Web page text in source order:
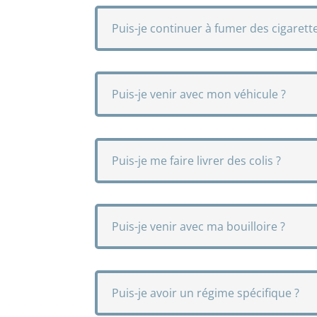
Puis-je continuer à fumer des
Puis-je venir avec mon véhicule ?
Puis-je me faire livrer des colis ?
Puis-je venir avec ma bouilloire ?
Puis-je avoir un régime spécifique ?